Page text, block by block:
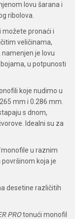
lovu šarana i
ribolova.
možete pronaći i
veličinama,
je lovu
u potpunosti
koje nudimo u
mm i 0.286 mm.
s dnom,
Idealni su za
monofile u raznim
koja je
desetine različitih
PROtonući monofil